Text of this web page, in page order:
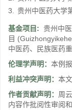
3. 贵州中医药大学
基金项目: 贵州中
目
中医药、民族医药
伦理学声明： 本例
利益冲突声明： 本
作者贡献声明： 周
内容作批阅性审阅